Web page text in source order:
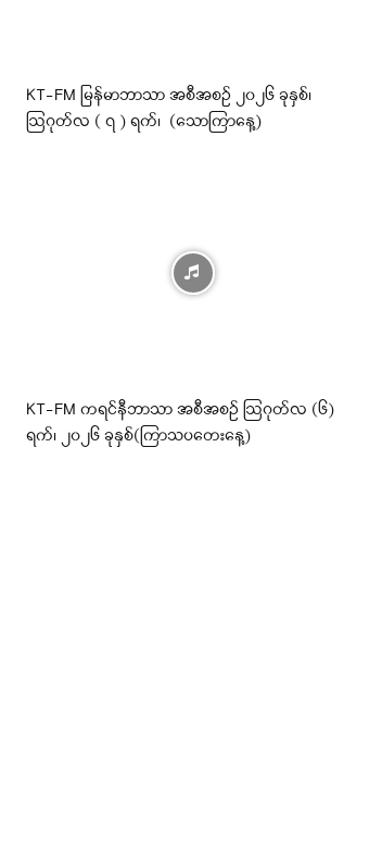
KT-FM မြန်မာဘာသာ အစီအစဉ် ၂၀၂၆ ခုနှစ်၊
ဩဂုတ်လ ( ၇ ) ရက်၊ (သောကြာနေ့)
KT-FM ကရင်နီဘာသာ အစီအစဉ် ဩဂုတ်လ (၆)
ရက်၊ ၂၀၂၆ ခုနှစ်(ကြာသပတေးနေ့)